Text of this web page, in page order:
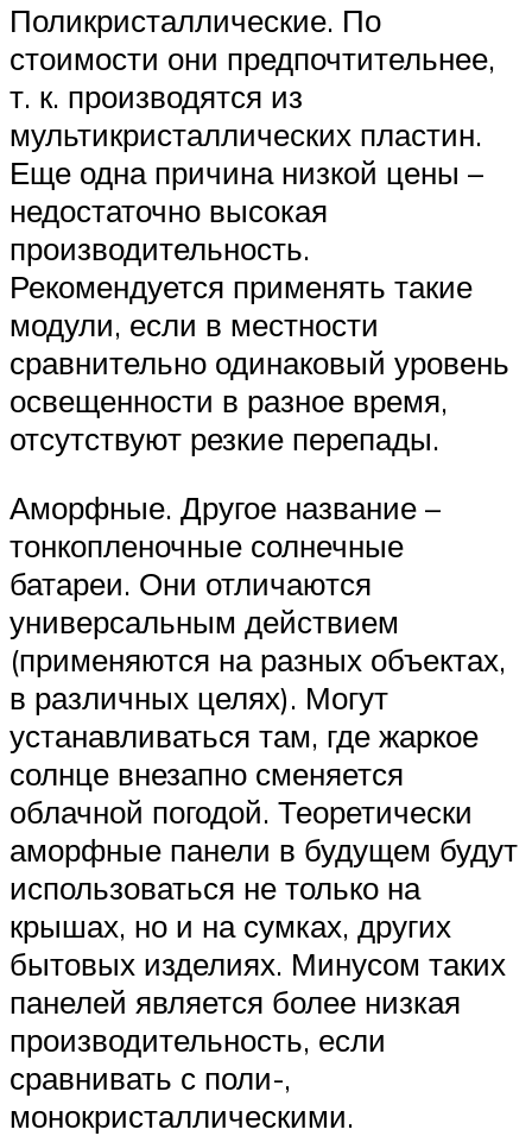
Поликристаллические. По
стоимости они предпочтительнее,
т. к. производятся из
мультикристаллических пластин.
Еще одна причина низкой цены –
недостаточно высокая
производительность.
Рекомендуется применять такие
модули, если в местности
сравнительно одинаковый уровень
освещенности в разное время,
отсутствуют резкие перепады.
Аморфные. Другое название –
тонкопленочные солнечные
батареи. Они отличаются
универсальным действием
(применяются на разных объектах,
в различных целях). Могут
устанавливаться там, где жаркое
солнце внезапно сменяется
облачной погодой. Теоретически
аморфные панели в будущем будут
использоваться не только на
крышах, но и на сумках, других
бытовых изделиях. Минусом таких
панелей является более низкая
производительность, если
сравнивать с поли-,
монокристаллическими.